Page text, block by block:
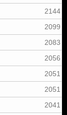
2144
2099
2083
2056
2051
2051
2041